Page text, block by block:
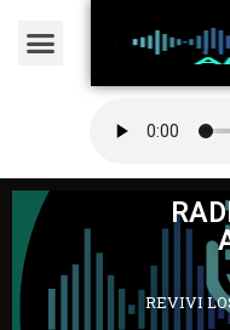
REVIVI